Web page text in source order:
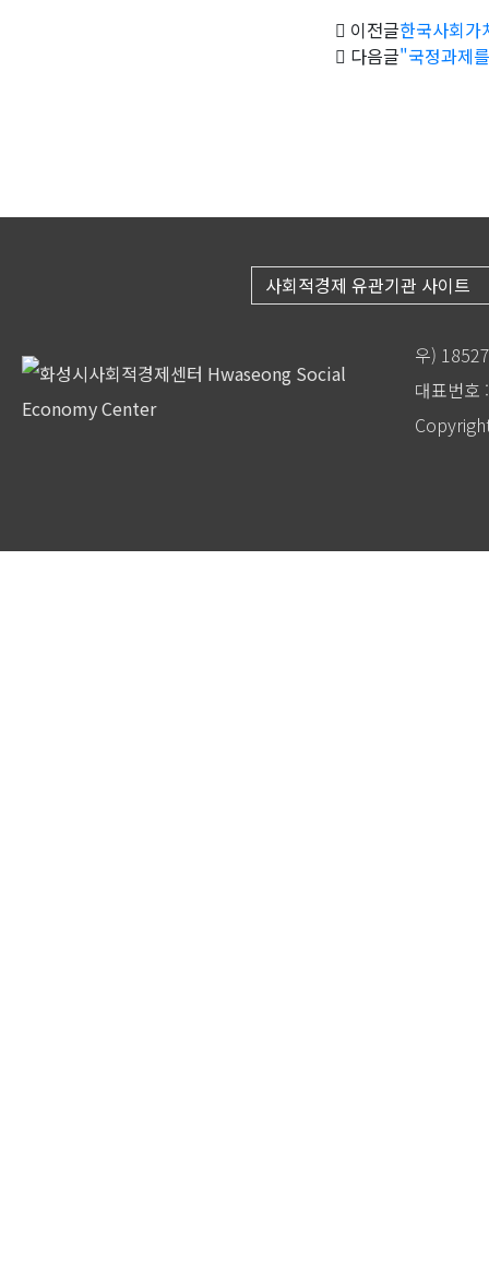
이전글한국사회가
다음글"국정과제
사회적경제 유관기관 사이트
우)
대표번